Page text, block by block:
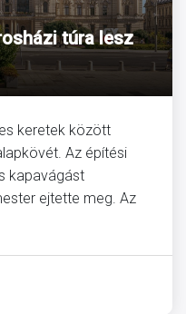
túra lesz
keretek között
Az építési
kapavágást
ejtette meg. Az